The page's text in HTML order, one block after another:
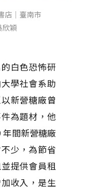
店｜臺南市
欣穎
白色恐怖研
學社會系助
新營糖廠曾
為題材，他
間新營糖廠
少，為節省
提供會員租
收入，是生